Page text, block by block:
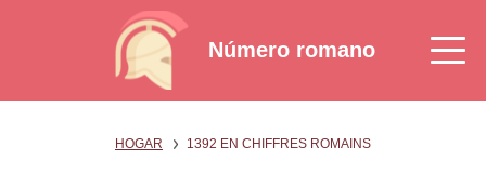
Número romano
HOGAR 1392 EN CHIFFRES ROMAINS